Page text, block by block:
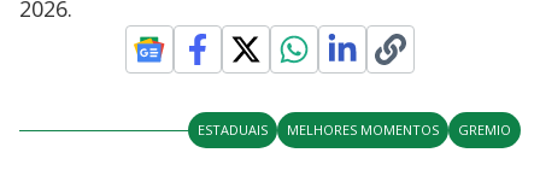
2026.
ESTADUAIS MELHORES MOMENTOS GREMIO